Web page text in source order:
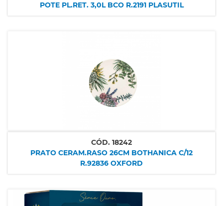
POTE PL.RET. 3,0L BCO R.2191 PLASUTIL
CÓD. 18242
PRATO CERAM.RASO 26CM BOTHANICA C/12
R.92836 OXFORD